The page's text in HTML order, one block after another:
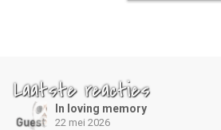
Laatste reacties
In loving memory
22 mei 2026